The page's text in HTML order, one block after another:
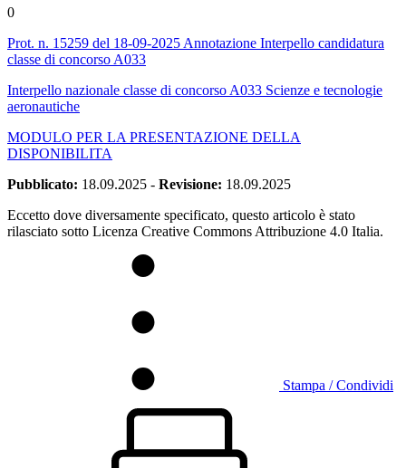
0
Prot. n. 15259 del 18-09-2025 Annotazione Interpello candidatura
classe di concorso A033
Interpello nazionale classe di concorso A033 Scienze e tecnologie
aeronautiche
MODULO PER LA PRESENTAZIONE DELLA
DISPONIBILITA
Pubblicato: 18.09.2025 - Revisione: 18.09.2025
Eccetto dove diversamente specificato, questo articolo è stato
rilasciato sotto Licenza Creative Commons Attribuzione 4.0 Italia.
Stampa / Condividi